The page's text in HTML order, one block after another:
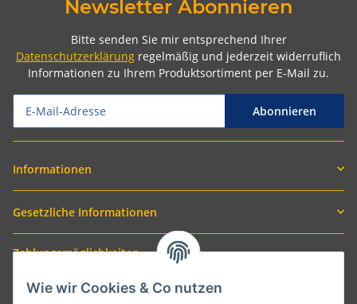
Newsletter Abonnieren
Bitte senden Sie mir entsprechend Ihrer
Datenschutzerklärung regelmäßig und jederzeit widerruflich
Informationen zu Ihrem Produktsortiment per E-Mail zu.
Abonnieren
Informationen
Gesetzliche Informationen
Zahlungsmöglichkeiten
Wie wir Cookies & Co nutzen